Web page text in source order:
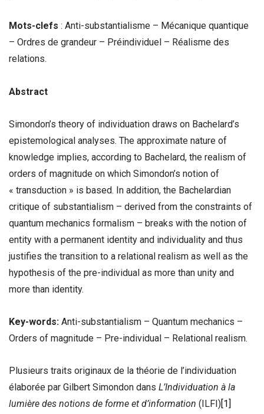
Mots-clefs : Anti-substantialisme – Mécanique quantique
– Ordres de grandeur – Préindividuel – Réalisme des
relations.
Abstract
Simondon’s theory of individuation draws on Bachelard’s
epistemological analyses. The approximate nature of
knowledge implies, according to Bachelard, the realism of
orders of magnitude on which Simondon’s notion of
« transduction » is based. In addition, the Bachelardian
critique of substantialism – derived from the constraints of
quantum mechanics formalism – breaks with the notion of
entity with a permanent identity and individuality and thus
justifies the transition to a relational realism as well as the
hypothesis of the pre-individual as more than unity and
more than identity.
Key-words: Anti-substantialism – Quantum mechanics –
Orders of magnitude – Pre-individual – Relational realism.
Plusieurs traits originaux de la théorie de l’individuation
élaborée par Gilbert Simondon dans L’Individuation à la
lumière des notions de forme et d’information (ILFI) [1]